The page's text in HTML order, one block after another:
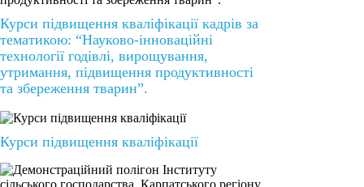
Курси підвищення кваліфікації кадрів за
тематикою: “Науково-інноваційні
технології годівлі, вирощування,
утримання, підвищення продуктивності
та збереження тварин”.
Курси підвищення кваліфікації